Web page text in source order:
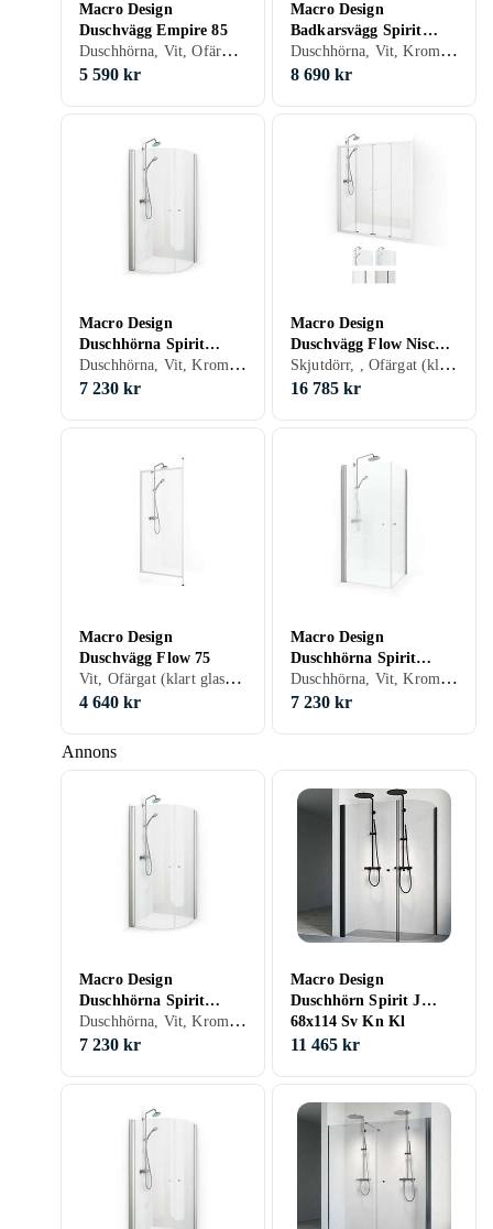
Annons
Macro Design
Duschvägg Empire 85
Duschhörna, Vit, Ofärgat (klart glas), 85 cm
5 590 kr
Macro Design
Badkarsvägg Spirit
Hörna/Nisch 158 68x93Duschhörna, Vit, Krom, Ofärgat (klart glas), 68 cm
8 690 kr
Macro Design
Duschhörna Spirit
Rund 100x100
Duschhörna, Vit, Krom, Aluminium, Ofärgat (klart glas), Grå/Rök/Tonat, 100 cm
7 230 kr
Macro Design
Duschvägg Flow Nisch
4D 180
Skjutdörr, , Ofärgat (klart glas), 180 cm
16 785 kr
Macro Design
Duschvägg Flow 75
Vit, Ofärgat (klart glas), 75 cm
4 640 kr
Macro Design
Duschhörna Spirit
90x90
Duschhörna, Vit, Krom, Ofärgat (klart glas), Grå/Rök/Tonat, 90 cm
7 230 kr
Macro Design
Duschhörna Spirit
Rund 80x90
Duschhörna, Vit, Krom, Aluminium, Ofärgat (klart glas), Grå/Rök/Tonat, 80 - 90 cm
7 230 kr
Macro Design
Duschhörn Spirit J
68x114 Sv Kn Kl
DHSJS68114KL
11 465 kr